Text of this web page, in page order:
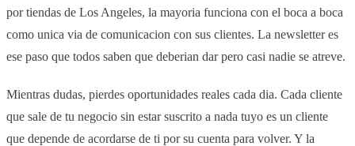
por tiendas de Los Angeles, la mayoria funciona con el boca a boca
como unica via de comunicacion con sus clientes. La newsletter es
ese paso que todos saben que deberian dar pero casi nadie se atreve.
Mientras dudas, pierdes oportunidades reales cada dia. Cada cliente
que sale de tu negocio sin estar suscrito a nada tuyo es un cliente
que depende de acordarse de ti por su cuenta para volver. Y la